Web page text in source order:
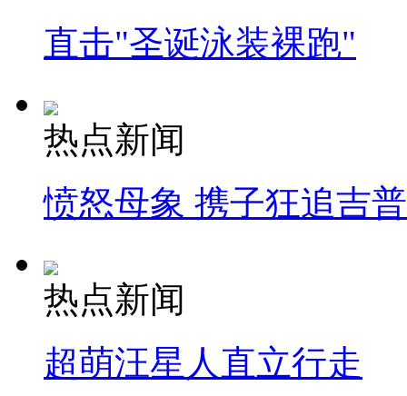
直击"圣诞泳装裸跑"
热点新闻
愤怒母象 携子狂追吉
热点新闻
超萌汪星人直立行走